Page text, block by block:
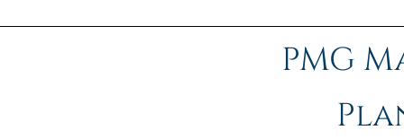
PMG